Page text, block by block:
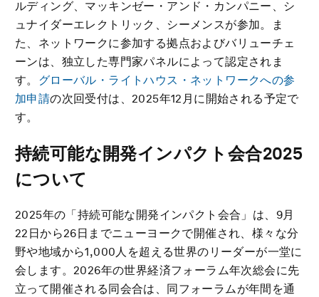
ルディング、マッキンゼー・アンド・カンパニー、シ
ュナイダーエレクトリック、シーメンスが参加。ま
た、ネットワークに参加する拠点およびバリューチェ
ーンは、独立した専門家パネルによって認定されま
す。 グローバル・ライトハウス・ネットワークへの参
加申請の次回受付は、2025年12月に開始される予定で
す。
持続可能な開発インパクト会合2025
について
2025年の「持続可能な開発インパクト会合」は、9月
22日から26日までニューヨークで開催され、様々な分
野や地域から1,000人を超える世界のリーダーが一堂に
会します。2026年の世界経済フォーラム年次総会に先
立って開催される同会合は、同フォーラムが年間を通